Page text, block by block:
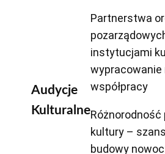
Audycje
Kulturalne
Partnerstwa
instytucjami
wypracowanie
współpracy
kultury –
budowy